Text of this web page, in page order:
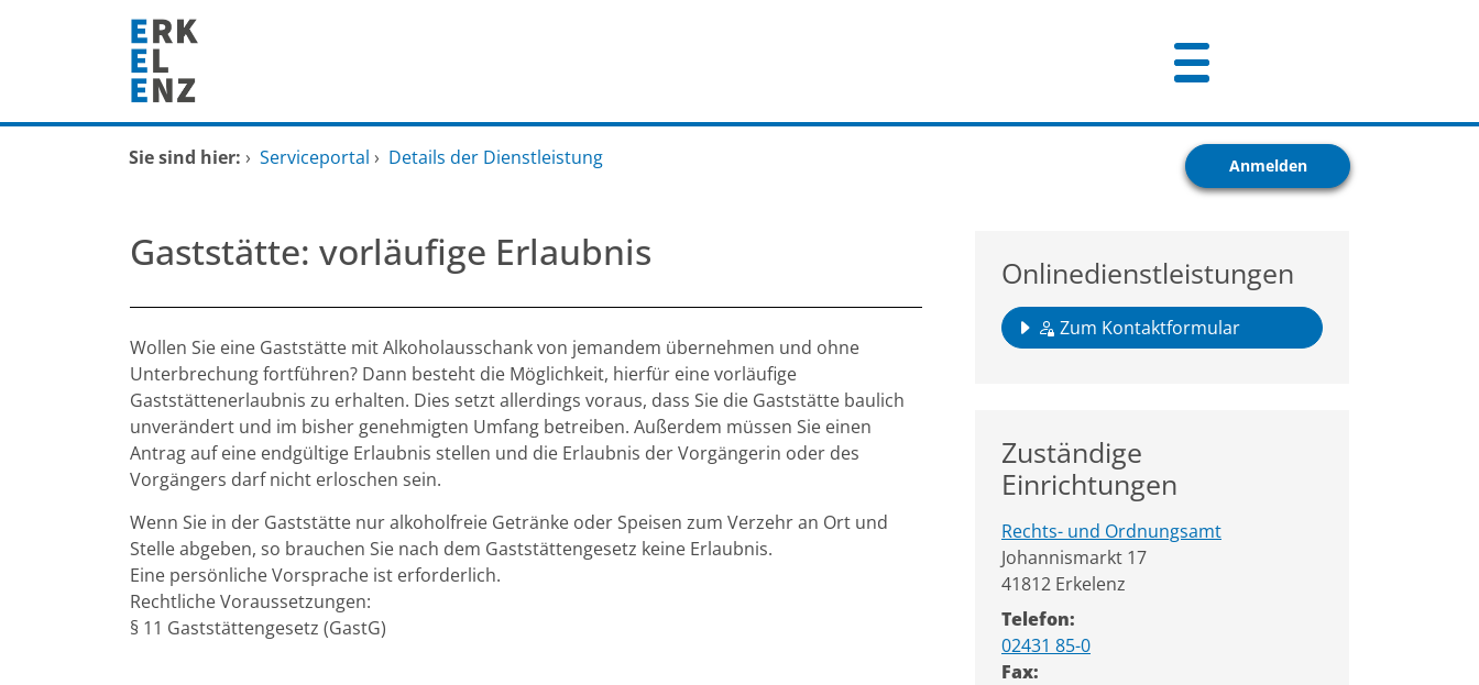
Zum Hauptinhalt springen
Startseite
Mitarbeitende A-Z
FAQ
Sie sind hier: › Serviceportal › Details der Dienstleistung Anmelden
Gaststätte: vorläufige Erlaubnis
Beschreibung
Wollen Sie eine Gaststätte mit Alkoholausschank von jemandem übernehmen und ohne
Unterbrechung fortführen? Dann besteht die Möglichkeit, hierfür eine vorläufige
Gaststättenerlaubnis zu erhalten. Dies setzt allerdings voraus, dass Sie die Gaststätte baulich
unverändert und im bisher genehmigten Umfang betreiben. Außerdem müssen Sie einen
Antrag auf eine endgültige Erlaubnis stellen und die Erlaubnis der Vorgängerin oder des
Vorgängers darf nicht erloschen sein.
Wenn Sie in der Gaststätte nur alkoholfreie Getränke oder Speisen zum Verzehr an Ort und
Stelle abgeben, so brauchen Sie nach dem Gaststättengesetz keine Erlaubnis.
Eine persönliche Vorsprache ist erforderlich.
Rechtliche Voraussetzungen:
§ 11 Gaststättengesetz (GastG)
Onlinedienstleistungen
Zum Kontaktformular
Zuständige
Einrichtungen
Rechts- und Ordnungsamt
Straße:
Johannismarkt Hausnummer:
17
PLZ:
41812 Ort:
Erkelenz
Telefon:
02431 85-0
Fax: